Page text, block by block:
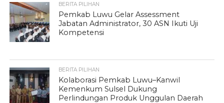
BERITA PILIHAN
Pemkab Luwu Gelar Assessment
Jabatan Administrator, 30 ASN Ikuti Uji
Kompetensi
BERITA PILIHAN
Kolaborasi Pemkab Luwu–Kanwil
Kemenkum Sulsel Dukung
Perlindungan Produk Unggulan Daerah